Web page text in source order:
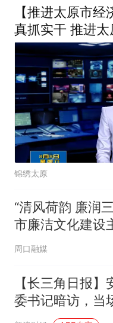
【推进太原市
真抓实干 推进
会在我市各界引
锦绣太原
“清风荷韵 廉润
市廉洁文化建设
在淮阳开幕
周口融媒
【长三角日报】
委书记暗访，当
肃批评